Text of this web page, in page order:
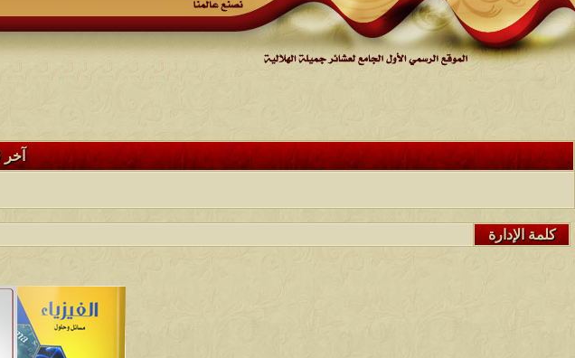
آخر 10 مشاركات
كلمة الإدارة